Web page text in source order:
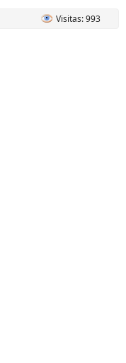
Visitas: 993